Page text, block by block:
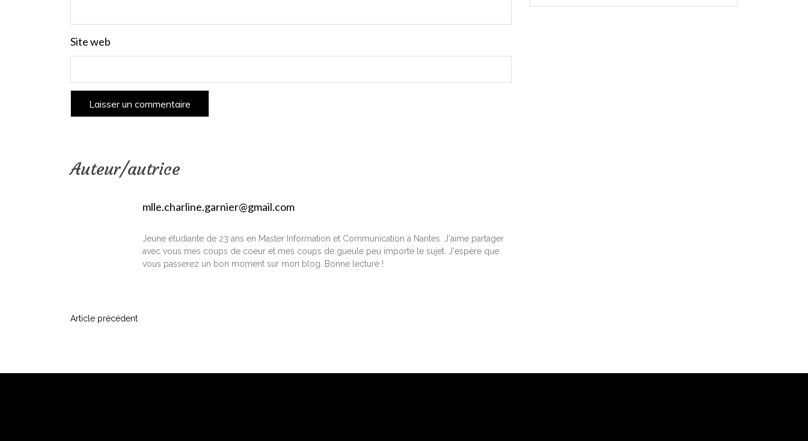
Site web
Auteur/autrice
mlle.charline.garnier@gmail.com
Jeune étudiante de 23 ans en Master Information et Communication à Nantes. J'aime partager
avec vous mes coups de coeur et mes coups de gueule peu importe le sujet. J'espère que
vous passerez un bon moment sur mon blog. Bonne lecture !
N
v
Article précédent